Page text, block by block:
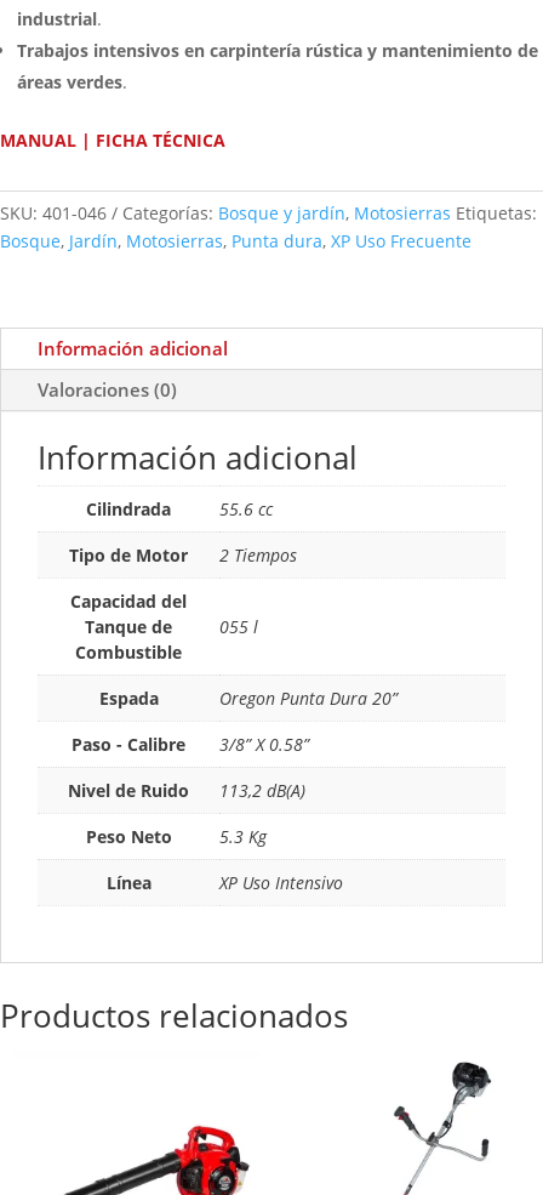
industrial.
Trabajos intensivos en carpintería rústica y mantenimiento de
áreas verdes.
MANUAL | FICHA TÉCNICA
SKU: 401-046 Categorías: Bosque y jardín, Motosierras Etiquetas:
Bosque, Jardín, Motosierras, Punta dura, XP Uso Frecuente
Información adicional
Valoraciones (0)
Información adicional
Cilindrada
55.6 cc
Tipo de Motor
2 Tiempos
Capacidad del
Tanque de
Combustible
055 l
Espada
Oregon Punta Dura 20”
Paso - Calibre
3/8” X 0.58”
Nivel de Ruido
113,2 dB(A)
Peso Neto
5.3 Kg
Línea
XP Uso Intensivo
Productos relacionados